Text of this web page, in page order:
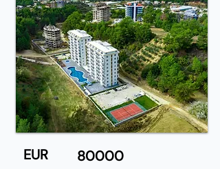
EUR 80000